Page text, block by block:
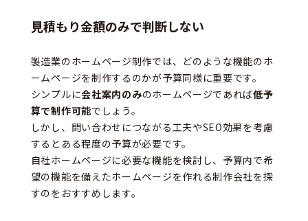
見積もり金額のみで判断しない
製造業のホームページ制作では、どのような機能のホ
ームページを制作するのかが予算同様に重要です。
シンプルに会社案内のみのホームページであれば低予
算で制作可能でしょう。
しかし、問い合わせにつながる工夫やSEO効果を考慮
するとある程度の予算が必要です。
自社ホームページに必要な機能を検討し、予算内で希
望の機能を備えたホームページを作れる制作会社を探
すのをおすすめします。